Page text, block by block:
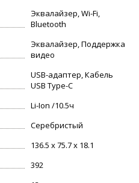
Эквалайзер, Wi-Fi,
Bluetooth
Эквалайзер, Поддержка
видео
USB-адаптер, Кабель
USB Type-C
Li-Ion /10.5ч
Серебристый
136.5 x 75.7 x 18.1
392